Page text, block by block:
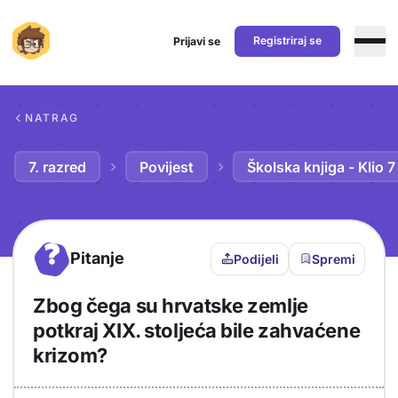
Prijavi se Registriraj se
NATRAG
7. razred Povijest Školska knjiga - Klio 7
? Pitanje Podijeli Spremi
Zbog čega su hrvatske zemlje
potkraj XIX. stoljeća bile zahvaćene
krizom?